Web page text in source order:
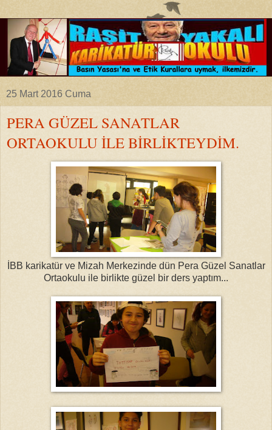
25 Mart 2016 Cuma
PERA GÜZEL SANATLAR
ORTAOKULU İLE BİRLİKTEYDİM.
İBB karikatür ve Mizah Merkezinde dün Pera Güzel Sanatlar
Ortaokulu ile birlikte güzel bir ders yaptım...